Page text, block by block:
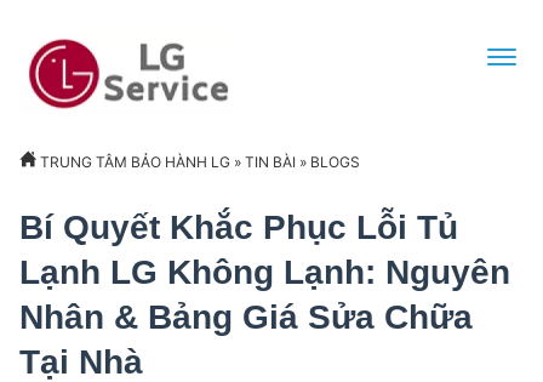
TRUNG TÂM BẢO HÀNH LG » TIN BÀI » BLOGS
Bí Quyết Khắc Phục Lỗi Tủ
Lạnh LG Không Lạnh: Nguyên
Nhân & Bảng Giá Sửa Chữa
Tại Nhà